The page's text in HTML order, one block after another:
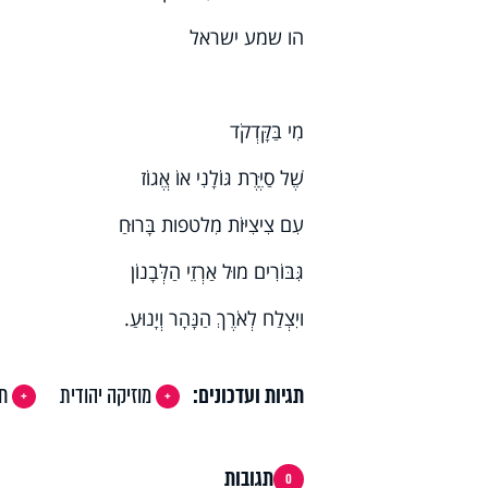
הו שמע ישראל
מִי בַּקָּדְקֹד
שֶׁל סַיֶּרֶת גּוֹלָנִי אוֹ אֱגוֹז
עִם צִיצִיּוֹת מִלטפות בָּרוּחַ
גִּבּוֹרִים מוּל אַרְזֵי הַלְּבָנוֹן
ויִצְלַח לְאֹרֶךְ הַנָּהָר וְיָנוּעַ.
תגיות ועדכונים: מוזיקה יהודית
0 תגובות